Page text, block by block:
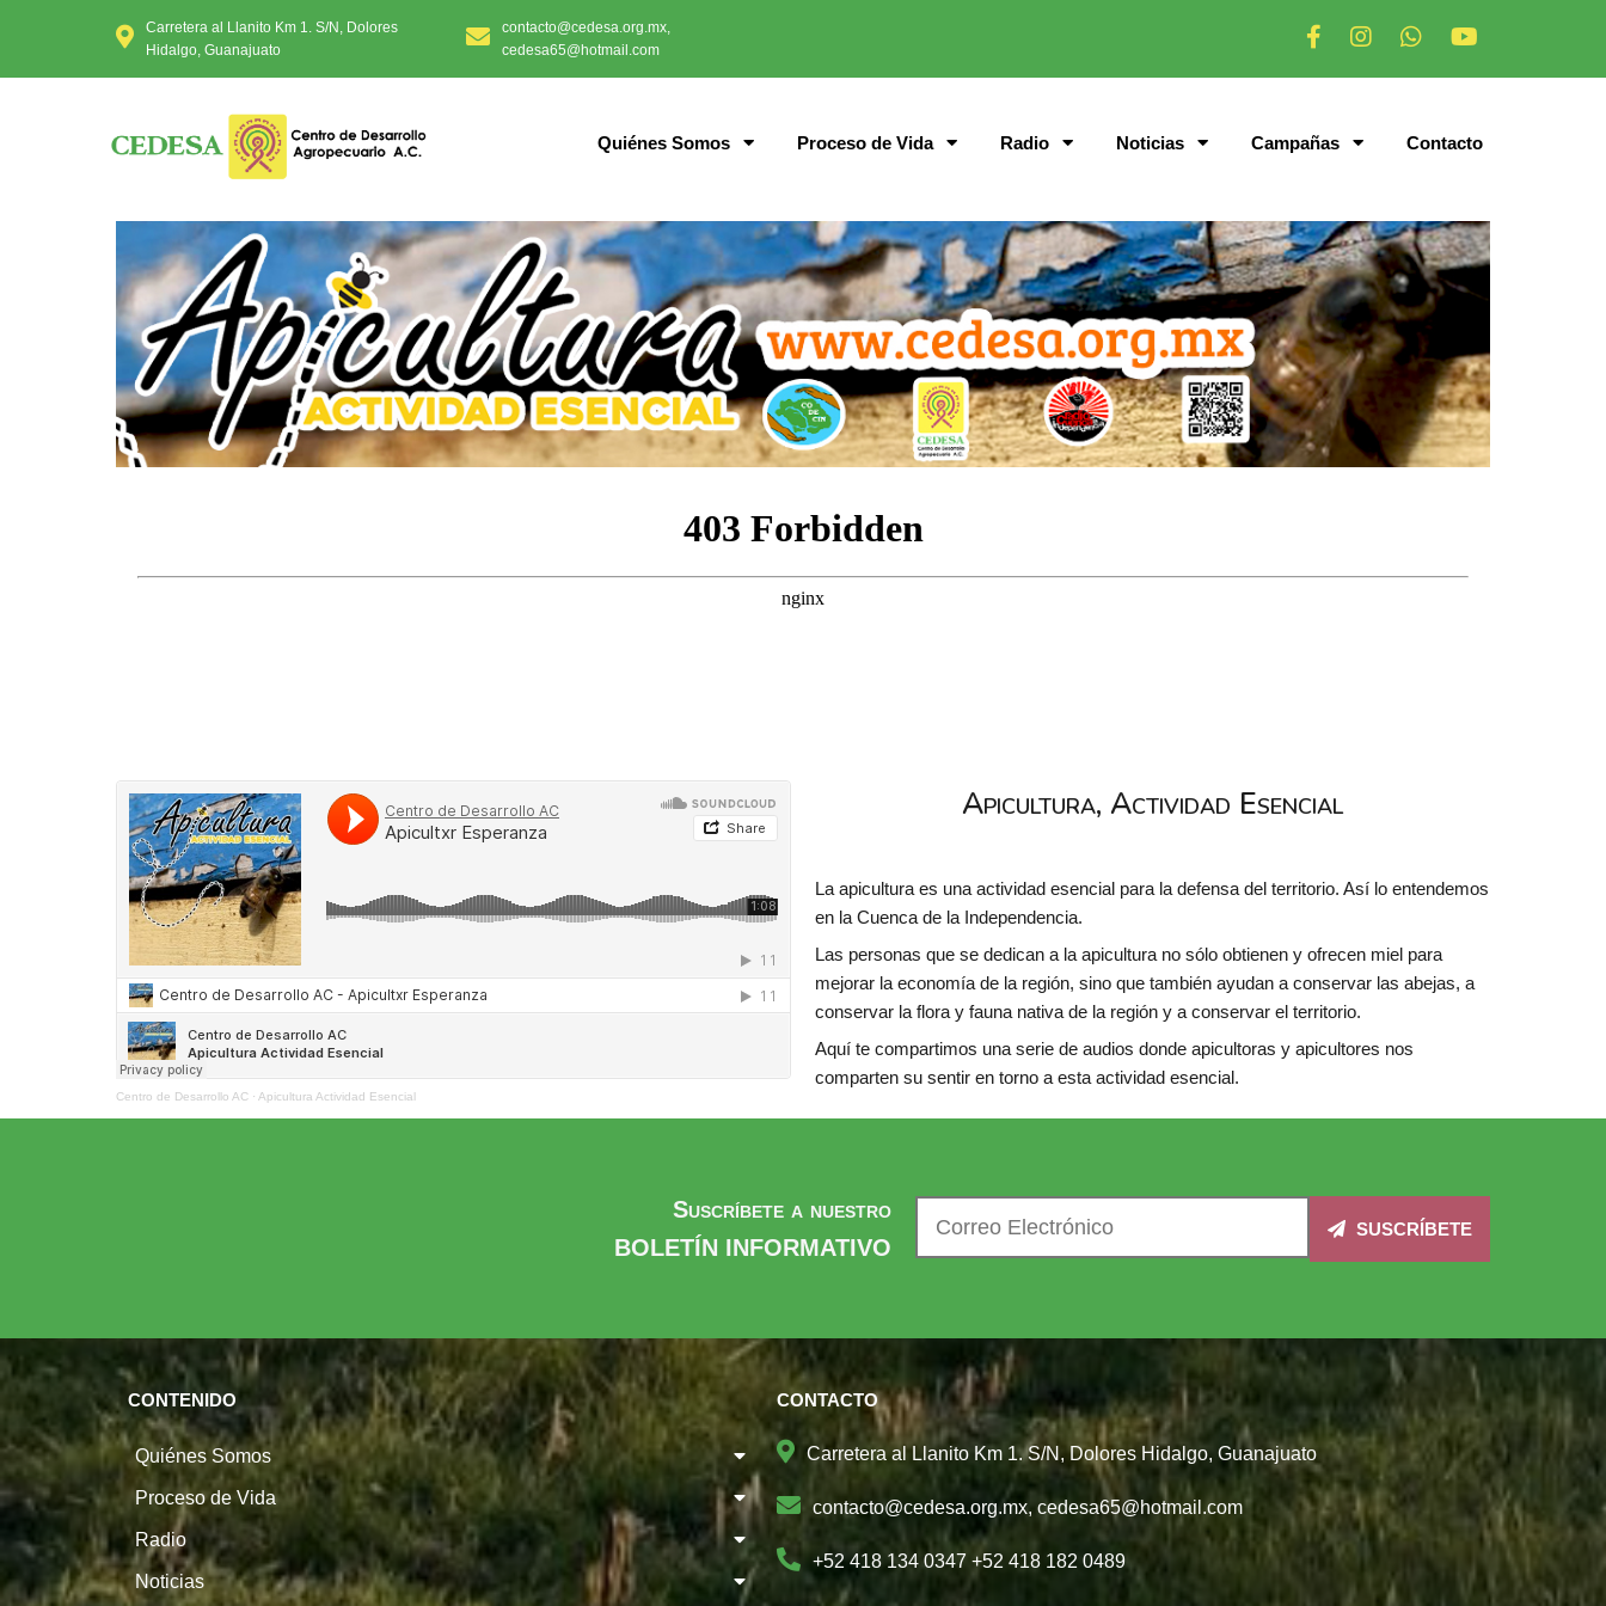
Carretera al Llanito Km 1. S/N, Dolores
Hidalgo, Guanajuato
contacto@cedesa.org.mx,
cedesa65@hotmail.com
Quiénes Somos Proceso de Vida Radio Noticias Campañas Contacto
Centro de Desarrollo AC · Apicultura Actividad Esencial
Apicultura, Actividad Esencial
La apicultura es una actividad esencial para la defensa del territorio. Así lo entendemos
en la Cuenca de la Independencia.
Las personas que se dedican a la apicultura no sólo obtienen y ofrecen miel para
mejorar la economía de la región, sino que también ayudan a conservar las abejas, a
conservar la flora y fauna nativa de la región y a conservar el territorio.
Aquí te compartimos una serie de audios donde apicultoras y apicultores nos
comparten su sentir en torno a esta actividad esencial.
Suscríbete a nuestro
BOLETÍN INFORMATIVO
SUSCRÍBETE
CONTENIDO
Quiénes Somos
Proceso de Vida
Radio
Noticias
CONTACTO
Carretera al Llanito Km 1. S/N, Dolores Hidalgo, Guanajuato
contacto@cedesa.org.mx, cedesa65@hotmail.com
+52 418 134 0347 +52 418 182 0489